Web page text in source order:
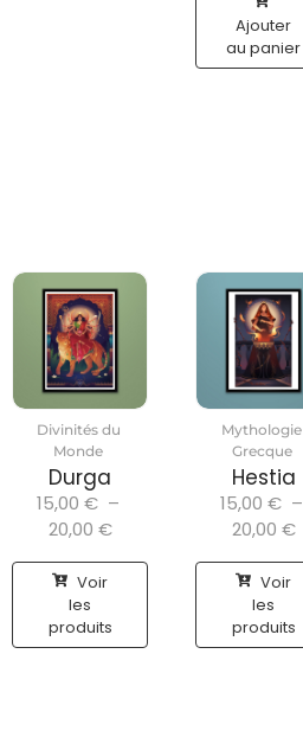
Ajouter
au panier
Divinités du
Monde
Durga
15,00 € –
20,00 €
Voir
les
produits
Mythologie
Grecque
Hestia
15,00 € –
20,00 €
Voir
les
produits